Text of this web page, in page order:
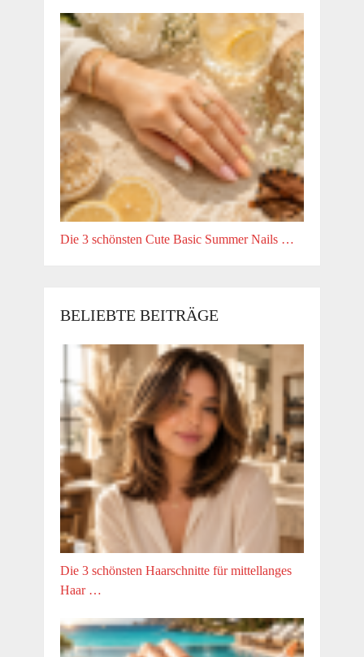
Die 3 schönsten Cute Basic Summer Nails …
BELIEBTE BEITRÄGE
Die 3 schönsten Haarschnitte für mittellanges
Haar …